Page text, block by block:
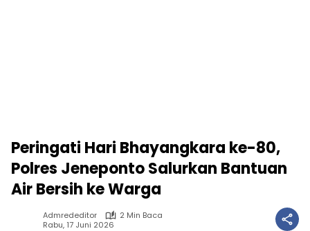
Peringati Hari Bhayangkara ke-80,
Polres Jeneponto Salurkan Bantuan
Air Bersih ke Warga
Admrededitor
2 Min Baca
Rabu, 17 Juni 2026